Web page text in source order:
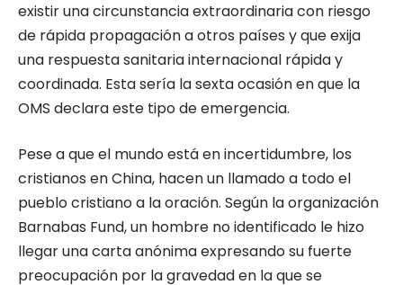
existir una circunstancia extraordinaria con riesgo
de rápida propagación a otros países y que exija
una respuesta sanitaria internacional rápida y
coordinada. Esta sería la sexta ocasión en que la
OMS declara este tipo de emergencia.
Pese a que el mundo está en incertidumbre, los
cristianos en China, hacen un llamado a todo el
pueblo cristiano a la oración. Según la organización
Barnabas Fund, un hombre no identificado le hizo
llegar una carta anónima expresando su fuerte
preocupación por la gravedad en la que se